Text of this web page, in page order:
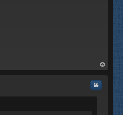
rri
ba
Citar